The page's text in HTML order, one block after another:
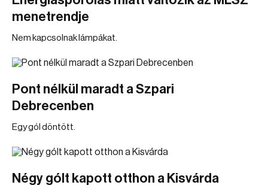
menetrendje
Nem kapcsolnak lámpákat.
Pont nélkül maradt a Szpari
Debrecenben
Egy gól döntött.
Négy gólt kapott otthon a Kisvárda